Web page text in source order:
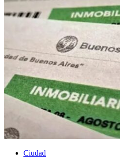
Ciudad